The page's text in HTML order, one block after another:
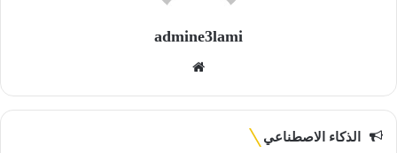
admine3lami
الذكاء الاصطناعي